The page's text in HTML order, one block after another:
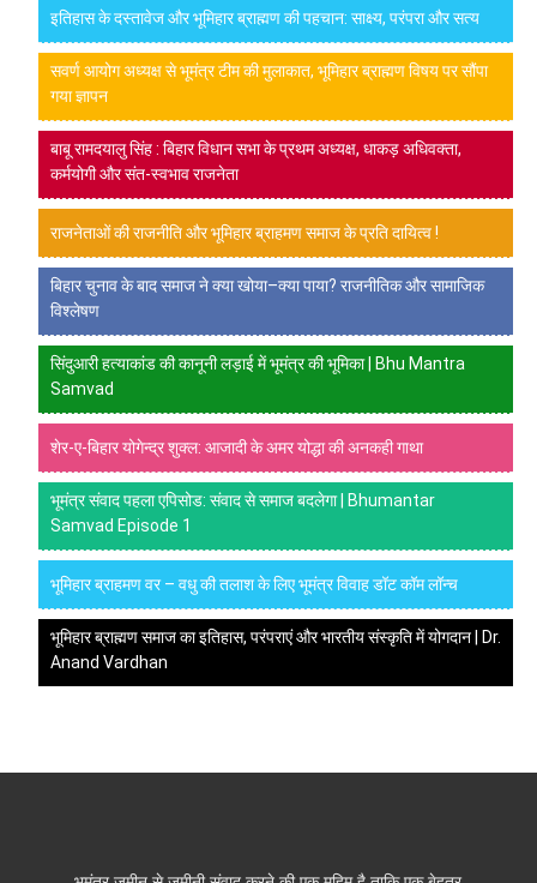
इतिहास के दस्तावेज और भूमिहार ब्राह्मण की पहचान: साक्ष्य, परंपरा और सत्य
सवर्ण आयोग अध्यक्ष से भूमंत्र टीम की मुलाकात, भूमिहार ब्राह्मण विषय पर सौंपा
गया ज्ञापन
बाबू रामदयालु सिंह : बिहार विधान सभा के प्रथम अध्यक्ष, धाकड़ अधिवक्ता,
कर्मयोगी और संत-स्वभाव राजनेता
राजनेताओं की राजनीति और भूमिहार ब्राहमण समाज के प्रति दायित्व !
बिहार चुनाव के बाद समाज ने क्या खोया–क्या पाया? राजनीतिक और सामाजिक
विश्लेषण
सिंदुआरी हत्याकांड की कानूनी लड़ाई में भूमंत्र की भूमिका | Bhu Mantra
Samvad
शेर-ए-बिहार योगेन्द्र शुक्ल: आजादी के अमर योद्धा की अनकही गाथा
भूमंत्र संवाद पहला एपिसोड: संवाद से समाज बदलेगा | Bhumantar
Samvad Episode 1
भूमिहार ब्राहमण वर – वधु की तलाश के लिए भूमंत्र विवाह डॉट कॉम लॉन्च
भूमिहार ब्राह्मण समाज का इतिहास, परंपराएं और भारतीय संस्कृति में योगदान | Dr.
Anand Vardhan